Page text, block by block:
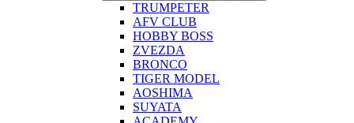
TRUMPETER
AFV CLUB
HOBBY BOSS
ZVEZDA
BRONCO
TIGER MODEL
AOSHIMA
SUYATA